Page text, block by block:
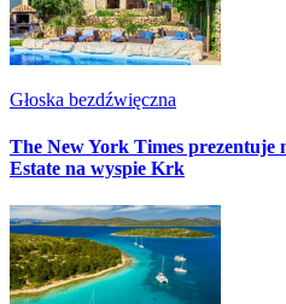
Głoska bezdźwięczna
The New York Times prezentuje
Estate na wyspie Krk